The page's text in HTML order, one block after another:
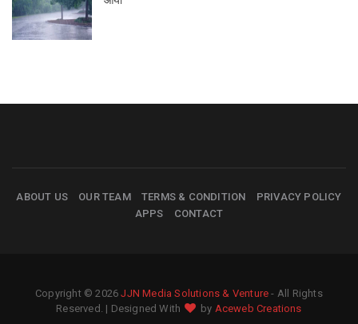
ABOUT US OUR TEAM TERMS & CONDITION
PRIVACY POLICY
APPS
CONTACT
Copyright © 2026JJN Media Solutions & Venture - All Rights
Reserved. | Designed With
by Aceweb Creations